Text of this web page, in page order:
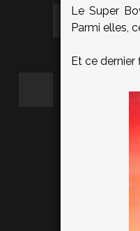
Le Super
Parmi elles,
Et ce